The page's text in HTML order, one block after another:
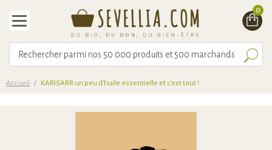
0
Accueil / KARISARR un peu d'huile essentielle et c'est tout !